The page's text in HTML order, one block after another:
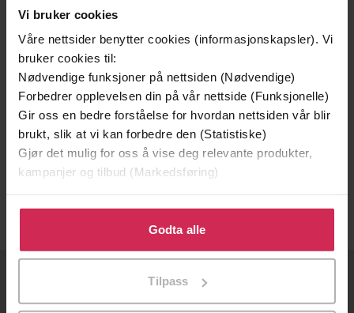
Vi bruker cookies
Våre nettsider benytter cookies (informasjonskapsler). Vi
bruker cookies til:
Nødvendige funksjoner på nettsiden (Nødvendige)
Forbedrer opplevelsen din på vår nettside (Funksjonelle)
Gir oss en bedre forståelse for hvordan nettsiden vår blir
brukt, slik at vi kan forbedre den (Statistiske)
Gjør det mulig for oss å vise deg relevante produkter,
kampanjer og tilbud (Markedsføring)
Klikk på «Godta alle» for å gi oss ditt samtykke til å
bruke cookies for alle disse formålene. Du kan også
tilpasse ditt samtykke til spesifikke formål ved å klikke
Godta alle
Tilpass
272,-
The Dinosaur Feather
Sissel-Jo Gazan
236,-
The Arc of the Swallow